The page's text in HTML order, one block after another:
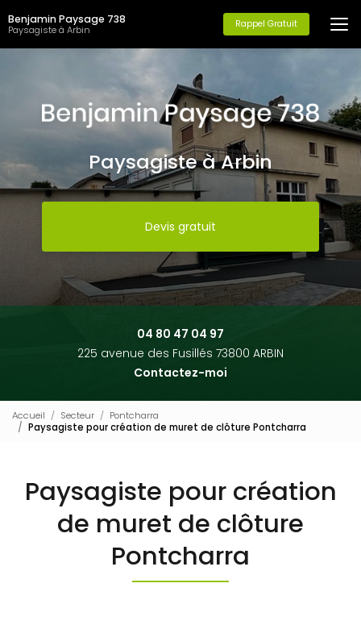
au
contenu
principal
Benjamin Paysage 738
Paysagiste à Arbin Rappel Gratuit
Paysagiste à Arbin
Devis gratuit
04 80 47 04 97
225 avenue des Fusillés 73800 ARBIN
Contactez-moi
Accueil Secteur
Pontcharra
Paysagiste pour création de muret de clôture Pontcharra
Paysagiste pour création
de muret de clôture
Pontcharra